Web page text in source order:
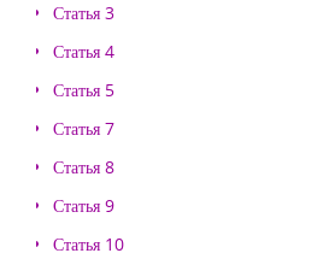
Статья 3
Статья 4
Статья 5
Статья 7
Статья 8
Статья 9
Статья 10